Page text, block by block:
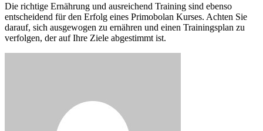
Die richtige Ernährung und ausreichend Training sind ebenso
entscheidend für den Erfolg eines Primobolan Kurses. Achten Sie
darauf, sich ausgewogen zu ernähren und einen Trainingsplan zu
verfolgen, der auf Ihre Ziele abgestimmt ist.